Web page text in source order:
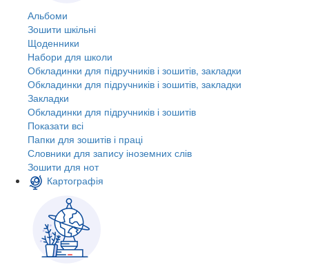
Альбоми
Зошити шкільні
Щоденники
Набори для школи
Обкладинки для підручників і зошитів, закладки
Обкладинки для підручників і зошитів, закладки
Закладки
Обкладинки для підручників і зошитів
Показати всі
Папки для зошитів і праці
Словники для запису іноземних слів
Зошити для нот
Картографія